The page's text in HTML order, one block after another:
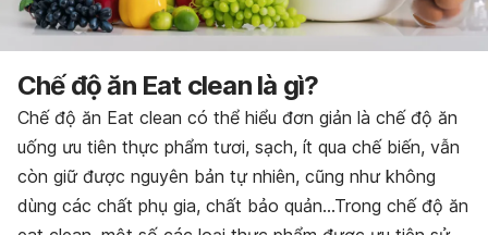
Chế độ ăn Eat clean là gì?
Chế độ ăn Eat clean có thể hiểu đơn giản là chế độ ăn
uống ưu tiên thực phẩm tươi, sạch, ít qua chế biến, vẫn
còn giữ được nguyên bản tự nhiên, cũng như không
dùng các chất phụ gia, chất bảo quản…Trong chế độ ăn